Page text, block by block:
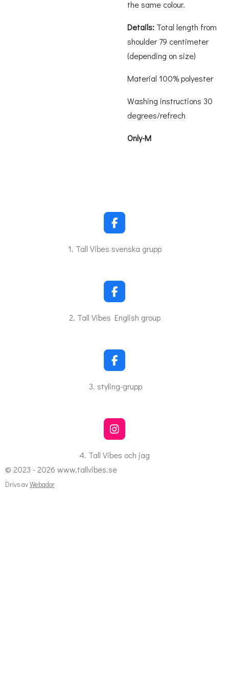
the same colour.
Details: Total length from
shoulder 79 centimeter
(depending on size)
Material 100% polyester
Washing instructions 30
degrees/refrech
Only-M
F
a
c
o
k
1. Tall Vibes svenska grupp
F
a
c
o
k
2. Tall Vibes English group
F
a
c
e
o
k
3. styling-grupp
I
n
s
a
4. Tall Vibes och jag
© 2023 - 2026 www.tallvibes.se
Drivs avWebador